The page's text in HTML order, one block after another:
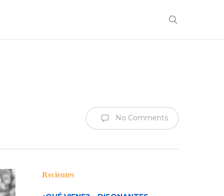
No Comments
Recientes